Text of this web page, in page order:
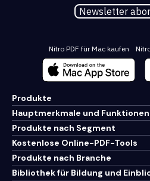
Newsletter
Nitro PDF für Mac kaufen
Produkte
Hauptmerkmale und Funktionen
Produkte nach Segment
Kostenlose Online-PDF-Tools
Produkte nach Branche
Bibliothek für Bildung und